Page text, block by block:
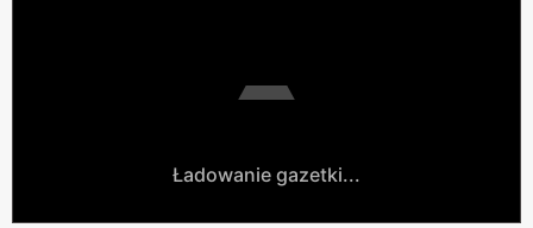
Ładowanie gazetki...